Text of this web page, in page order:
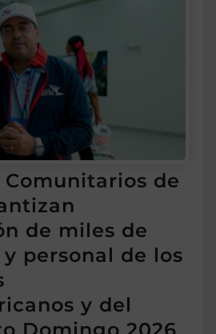
Comunitarios de
de miles de
personal de los
y del